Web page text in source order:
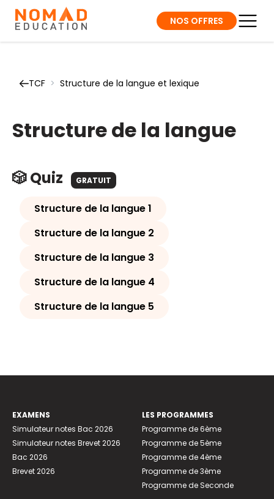
NOS OFFRES
TCF > Structure de la langue et lexique
Structure de la langue
🎲 Quiz GRATUIT
Structure de la langue 1
Structure de la langue 2
Structure de la langue 3
Structure de la langue 4
Structure de la langue 5
EXAMENS
Simulateur notes Bac 2026
Simulateur notes Brevet 2026
Bac 2026
Brevet 2026
LES PROGRAMMES
Programme de 6ème
Programme de 5ème
Programme de 4ème
Programme de 3ème
Programme de Seconde